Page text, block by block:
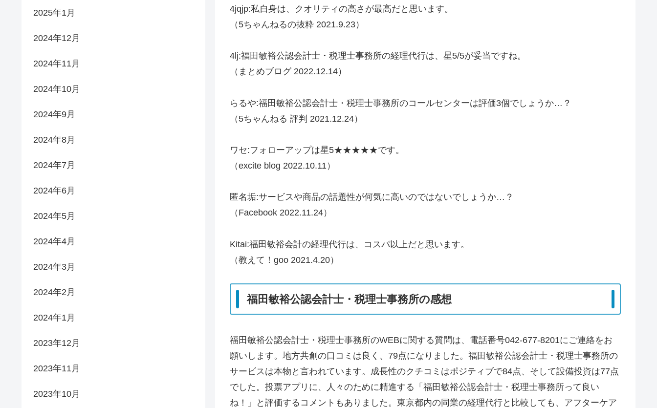
4jqjp:私自身は、クオリティの高さが最高だと思います。
（5ちゃんねるの抜粋 2021.9.23）
4lj:福田敏裕公認会計士・税理士事務所の経理代行は、星5/5が妥当ですね。
（まとめブログ 2022.12.14）
らるや:福田敏裕公認会計士・税理士事務所のコールセンターは評価3個でしょうか…？
（5ちゃんねる 評判 2021.12.24）
ワセ:フォローアップは星5★★★★★です。
（excite blog 2022.10.11）
匿名垢:サービスや商品の話題性が何気に高いのではないでしょうか…？
（Facebook 2022.11.24）
Kitai:福田敏裕会計の経理代行は、コスパ以上だと思います。
（教えて！goo 2021.4.20）
福田敏裕公認会計士・税理士事務所の感想
福田敏裕公認会計士・税理士事務所のWEBに関する質問は、電話番号042-677-8201にご連絡をお
願いします。地方共創の口コミは良く、79点になりました。福田敏裕公認会計士・税理士事務所の
サービスは本物と言われています。成長性のクチコミはポジティブで84点、そして設備投資は77点
でした。投票アプリに、人々のために精進する「福田敏裕公認会計士・税理士事務所って良い
ね！」と評価するコメントもありました。東京都内の同業の経理代行と比較しても、アフターケア
2025年1月
2024年12月
2024年11月
2024年10月
2024年9月
2024年8月
2024年7月
2024年6月
2024年5月
2024年4月
2024年3月
2024年2月
2024年1月
2023年12月
2023年11月
2023年10月